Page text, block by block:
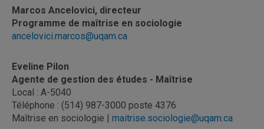
Marcos Ancelovici, directeur
Programme de maîtrise en sociologie
ancelovici.marcos@uqam.ca
Eveline Pilon
Agente de gestion des études - Maîtrise
Local : A-5040
Téléphone : (514) 987-3000 poste 4376
Maîtrise en sociologie | maitrise.sociologie@uqam.ca